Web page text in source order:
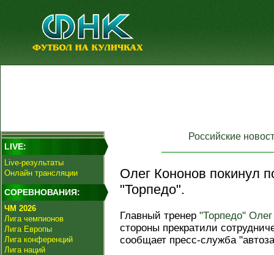
LIVE:
Live-результаты
Онлайн трансляции
СОРЕВНОВАНИЯ:
ЧМ 2026
Лига чемпионов
Лига Европы
Лига конференций
Лига наций
Российские
Олег Кононов покинул
"Торпедо".
Главный тренер "Торпедо" Олег
стороны прекратили
сообщает пресс-служба